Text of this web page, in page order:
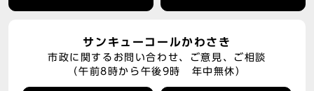
サンキューコールかわさき
市政に関するお問い合わせ、ご意見、ご相談
（午前8時から午後9時 年中無休）